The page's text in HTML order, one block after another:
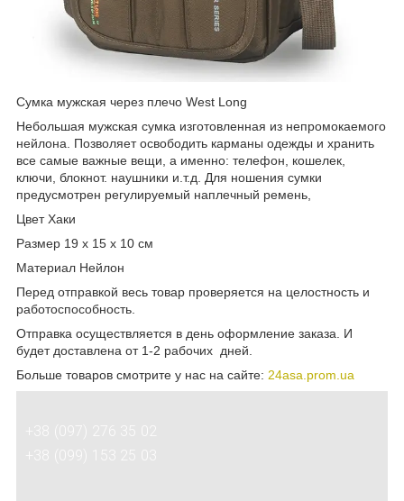
Сумка мужская через плечо West Long
Небольшая мужская сумка изготовленная из непромокаемого
нейлона. Позволяет освободить карманы одежды и хранить
все самые важные вещи, а именно: телефон, кошелек,
ключи, блокнот. наушники и.т.д. Для ношения сумки
предусмотрен регулируемый наплечный ремень,
Цвет Хаки
Размер 19 х 15 х 10 см
Материал Нейлон
Перед отправкой весь товар проверяется на целостность и
работоспособность.
Отправка осуществляется в день оформление заказа. И
будет доставлена от 1-2 рабочих дней.
Больше товаров смотрите у нас на сайте: 24asa.prom.ua
+38 (097) 276 35 02
+38 (099) 153 25 03